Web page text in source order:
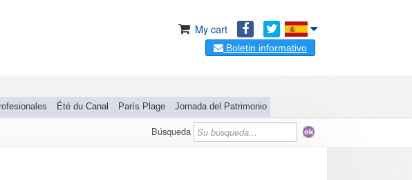
My cart
Boletin informativo
Été du Canal París Plage Jornada del Patrimonio
Búsqueda